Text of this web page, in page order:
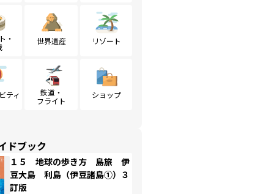
・
世界遺産 リゾート
ティ
鉄道・
フライト
ショップ
ドブック
１５ 地球の歩き方 島旅 伊
豆大島 利島（伊豆諸島①）３
訂版